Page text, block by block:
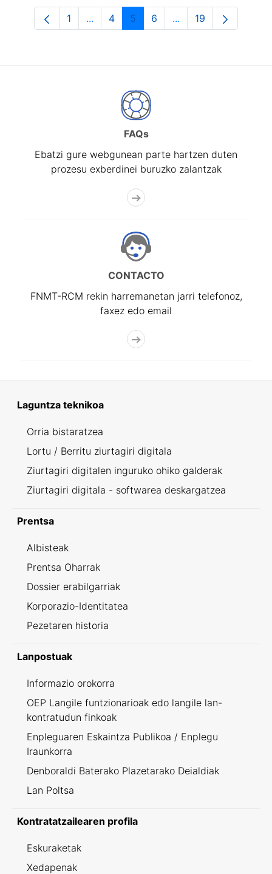
Orrialdea
1 ...Intermediate Pages Use TAB to
Orrialdea
4 Orrialdea
5 Orrialdea
6 ...Intermediate Pages
Orrialdea
19
FAQs
Ebatzi gure webgunean parte hartzen duten
prozesu exberdinei buruzko zalantzak
CONTACTO
FNMT-RCM rekin harremanetan jarri telefonoz,
faxez edo email
Laguntza teknikoa
Orria bistaratzea
Lortu / Berritu ziurtagiri digitala
Ziurtagiri digitalen inguruko ohiko galderak
Ziurtagiri digitala - softwarea deskargatzea
Prentsa
Albisteak
Prentsa Oharrak
Dossier erabilgarriak
Korporazio-Identitatea
Pezetaren historia
Lanpostuak
Informazio orokorra
OEP Langile funtzionarioak edo langile lan-
kontratudun finkoak
Enpleguaren Eskaintza Publikoa / Enplegu
Iraunkorra
Denboraldi Baterako Plazetarako Deialdiak
Lan Poltsa
Kontratatzailearen profila
Eskuraketak
Xedapenak